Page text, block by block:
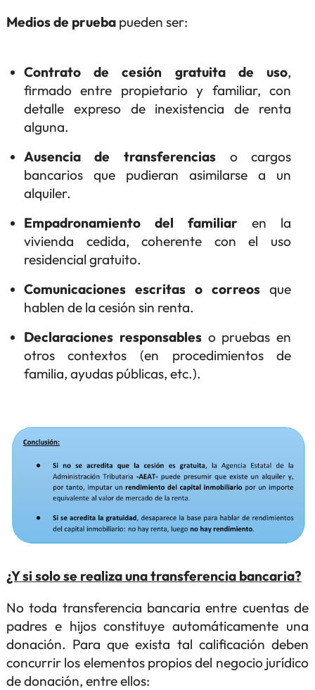
Medios de pruebapueden ser:
Contrato de cesión gratuita de uso,
firmado entre propietario y familiar, con
detalle expreso de inexistencia de renta
alguna.
Ausencia de transferencias o cargos
bancarios que pudieran asimilarse a un
alquiler.
Empadronamiento del familiaren la
vivienda cedida, coherente con el uso
residencial gratuito.
Comunicaciones escritas o correos que
hablen de la cesión sin renta.
Declaraciones responsableso pruebas en
otros contextos (en procedimientos de
familia, ayudas públicas, etc.).
¿Y si solo se realiza una transferencia bancaria?
No toda transferencia bancaria entre cuentas de
padres e hijos constituye automáticamente una
donación. Para que exista tal calificación deben
concurrir los elementos propios del negocio jurídico
de donación, entre ellos: